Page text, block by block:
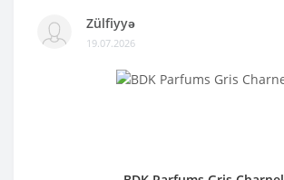
Zülfiyyə
19.07.2026